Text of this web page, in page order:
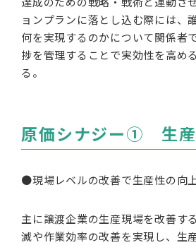
ョンプランに落とし込む際には、
何を実現するのかについて関係者
捗を管理することで実効性を高め
る。
原価シナジー① 生産
●現場レベルの改善で生産性の向
主に譲渡企業の生産現場を改善す
滅や作業効率の改善を実現し、生